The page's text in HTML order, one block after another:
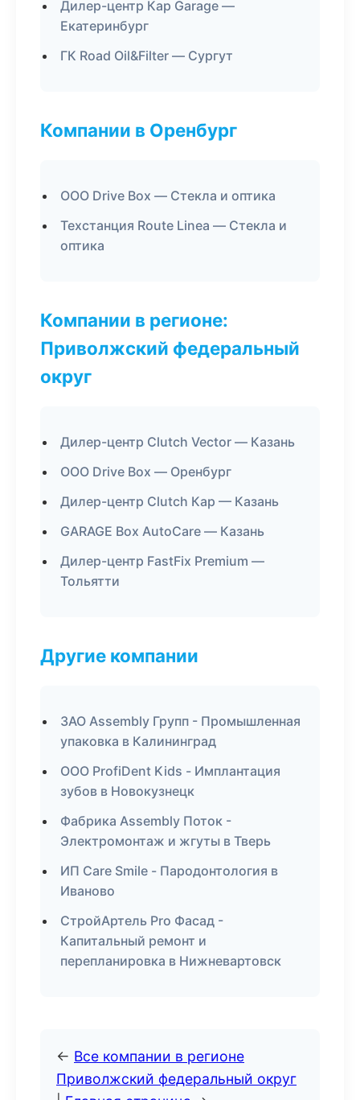
Дилер-центр Кар Garage —
Екатеринбург
ГК Road Oil&Filter — Сургут
Компании в Оренбург
ООО Drive Box — Стекла и оптика
Техстанция Route Linea — Стекла и
оптика
Компании в регионе:
Приволжский федеральный
округ
Дилер-центр Clutch Vector — Казань
ООО Drive Box — Оренбург
Дилер-центр Clutch Кар — Казань
GARAGE Box AutoCare — Казань
Дилер-центр FastFix Premium —
Тольятти
Другие компании
ЗАО Assembly Групп - Промышленная
упаковка в Калининград
ООО ProfiDent Kids - Имплантация
зубов в Новокузнецк
Фабрика Assembly Поток -
Электромонтаж и жгуты в Тверь
ИП Care Smile - Пародонтология в
Иваново
СтройАртель Pro Фасад -
Капитальный ремонт и
перепланировка в Нижневартовск
← Все компании в регионе
Приволжский федеральный округ